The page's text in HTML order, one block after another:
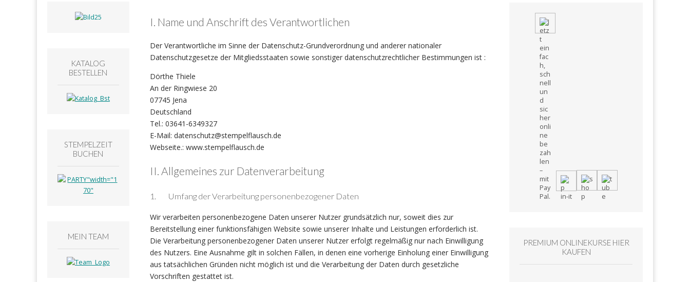
I. Name und Anschrift des Verantwortlichen
Der Verantwortliche im Sinne der Datenschutz-Grundverordnung und anderer nationaler
Datenschutzgesetze der Mitgliedsstaaten sowie sonstiger datenschutzrechtlicher Bestimmungen ist :
Dörthe Thiele
An der Ringwiese 20
07745 Jena
Deutschland
Tel.: 03641-6349327
E-Mail: datenschutz@stempelflausch.de
Webseite.: www.stempelflausch.de
II. Allgemeines zur Datenverarbeitung
1. Umfang der Verarbeitung personenbezogener Daten
Wir verarbeiten personenbezogene Daten unserer Nutzer grundsätzlich nur, soweit dies zur
Bereitstellung einer funktionsfähigen Website sowie unserer Inhalte und Leistungen erforderlich ist.
Die Verarbeitung personenbezogener Daten unserer Nutzer erfolgt regelmäßig nur nach Einwilligung
des Nutzers. Eine Ausnahme gilt in solchen Fällen, in denen eine vorherige Einholung einer Einwilligung
aus tatsächlichen Gründen nicht möglich ist und die Verarbeitung der Daten durch gesetzliche
Vorschriften gestattet ist.
KATALOG
BESTELLEN
STEMPELZEIT
BUCHEN
MEIN TEAM
PREMIUM ONLINEKURSE HIER
KAUFEN